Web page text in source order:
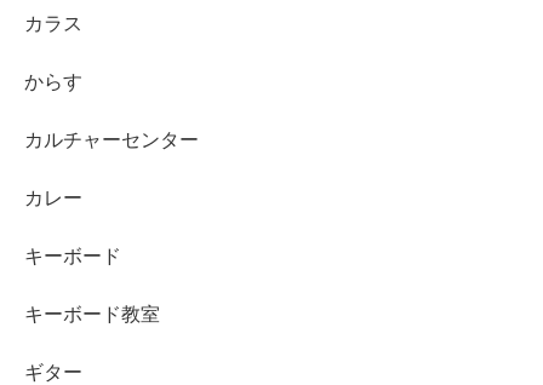
カラス
からす
カルチャーセンター
カレー
キーボード
キーボード教室
ギター